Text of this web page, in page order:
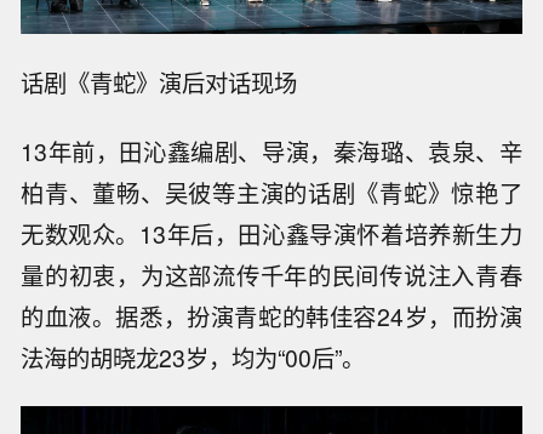
话剧《青蛇》演后对话现场
13年前，田沁鑫编剧、导演，秦海璐、袁泉、辛
柏青、董畅、吴彼等主演的话剧《青蛇》惊艳了
无数观众。13年后，田沁鑫导演怀着培养新生力
量的初衷，为这部流传千年的民间传说注入青春
的血液。据悉，扮演青蛇的韩佳容24岁，而扮演
法海的胡晓龙23岁，均为“00后”。